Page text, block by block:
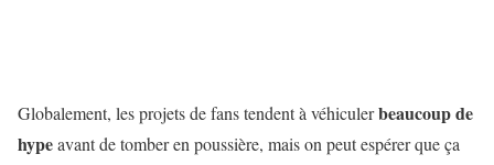
Globalement, les projets de fans tendent à véhiculerbeaucoup de
hypeavant de tomber en poussière, mais on peut espérer que ça